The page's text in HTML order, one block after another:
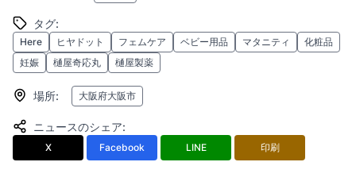
タグ:
Here ヒヤドット フェムケア ベビー用品 マタニティ
化粧品
妊娠
樋屋奇応丸 樋屋製薬
場所: 大阪府大阪市
ニュースのシェア:
X Facebook LINE 印刷